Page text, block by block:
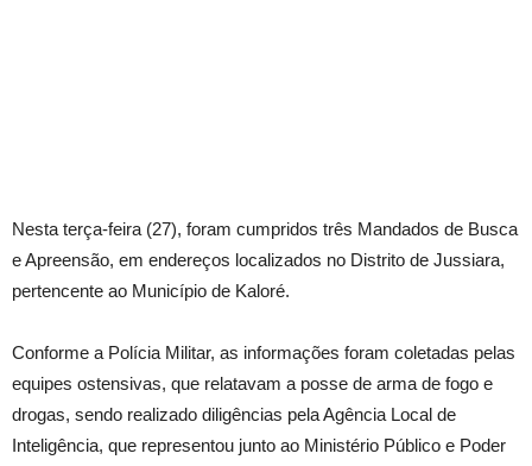
Nesta terça-feira (27), foram cumpridos três Mandados de Busca
e Apreensão, em endereços localizados no Distrito de Jussiara,
pertencente ao Município de Kaloré.
Conforme a Polícia Militar, as informações foram coletadas pelas
equipes ostensivas, que relatavam a posse de arma de fogo e
drogas, sendo realizado diligências pela Agência Local de
Inteligência, que representou junto ao Ministério Público e Poder